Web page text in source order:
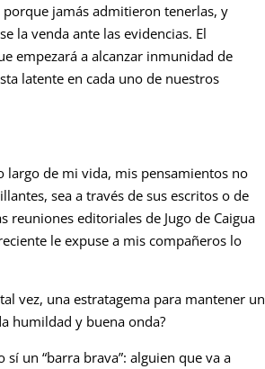
jamás admitieron tenerlas, y
la venda ante las evidencias. El
empezará a alcanzar inmunidad de
latente en cada uno de nuestros
de mi vida, mis pensamientos no
sea a través de sus escritos o de
editoriales de Jugo de Caigua
le expuse a mis compañeros lo
vez, una estratagema para mantener un
humildad y buena onda?
un “barra brava”: alguien que va a